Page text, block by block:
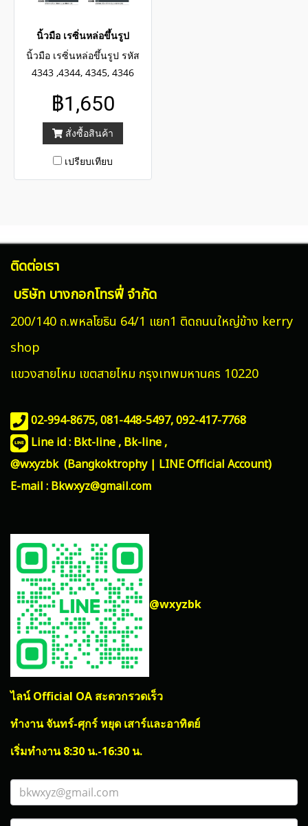
นิ้วมือ เรซิ่นหล่อขึ้นรูป
นิ้วมือ เรซิ่นหล่อขึ้นรูป รหัส
4343 ,4344, 4345, 4346
฿1,650
สั่งซื้อสินค้า
เปรียบเทียบ
ติดต่อเรา
บริษัท บางกอกโทรฟี่ จำกัด
200/140 ถ.พหลโยธิน 64/1 แยก1 ติดถนนใหญ่ข้าง kerry
shop
แขวงสายไหม เขตสายไหม กรุงเทพมหานคร 10220
02-994-8675, 081-448-5497,092-417-7768
Line id : Bkt-line , Bk-line ,
@wxyzbk (Bangkoktrophy | LINE Official Account)
E-mail : Bkwxyz@gmail.com
@wxyzbk
ไลน์ Official OA สะดวกรวดเร็ว
ทำงาน จันทร์-ศุกร์ หยุด เสาร์และอาทิตย์
เริ่มทำงาน 8:30 น.-16:30 น.